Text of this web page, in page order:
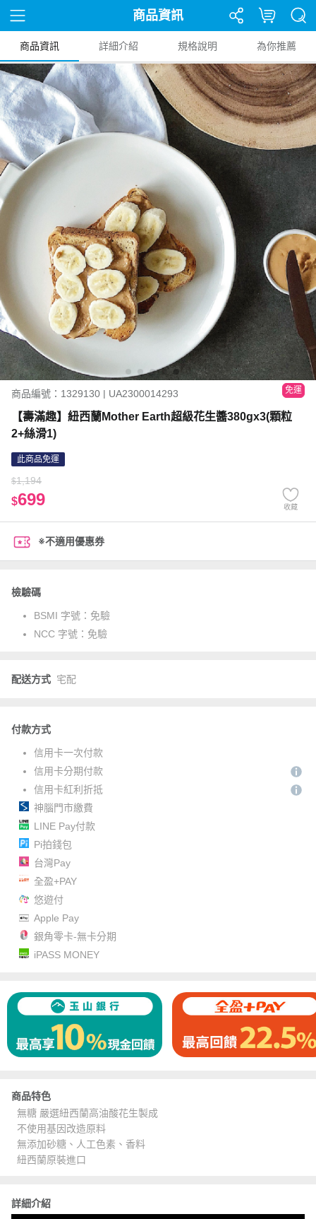
商品資訊
商品資訊 詳細介紹 規格說明 為你推薦
商品編號：1329130 | UA2300014293 免運
【壽滿趣】紐西蘭Mother Earth超級花生醬380gx3(顆粒
2+絲滑1)
此商品免運
$1,194
$699 收藏
※不適用優惠券
檢驗碼
BSMI 字號： 免驗
NCC 字號： 免驗
配送方式 宅配
付款方式
信用卡一次付款
信用卡分期付款
信用卡紅利折抵
神腦門市繳費
LINE Pay付款
Pi拍錢包
台灣Pay
全盈+PAY
悠遊付
Apple Pay
銀角零卡-無卡分期
iPASS MONEY
商品特色
無糖 嚴選紐西蘭高油酸花生製成
不使用基因改造原料
無添加砂糖、人工色素、香料
紐西蘭原裝進口
詳細介紹